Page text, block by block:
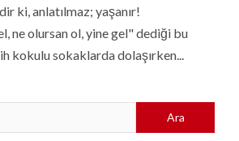
ki, anlatılmaz; yaşanır!
ne olursan ol, yine gel" dediği bu
kokulu sokaklarda dolaşırken...